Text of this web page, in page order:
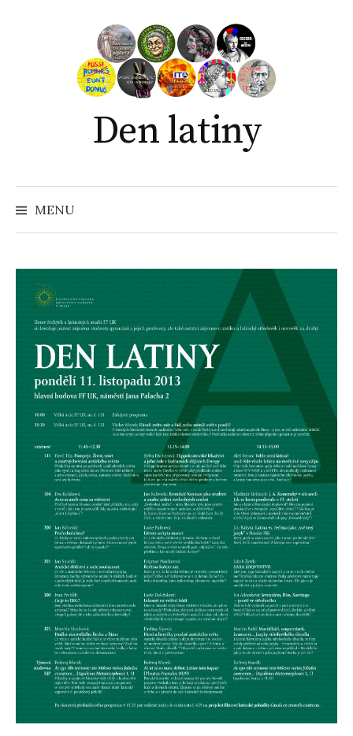
Den latiny
MENU